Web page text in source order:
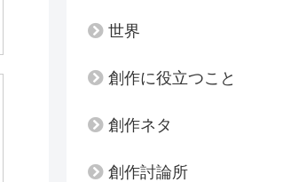
世界
創作に役立つこと
創作ネタ
創作討論所